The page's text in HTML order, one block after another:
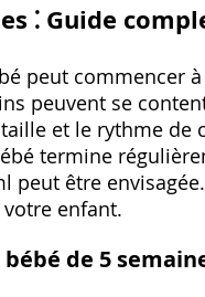
⁚ Guide
peut commencer
peuvent se
et le rythme de
termine
peut être
enfant.
de 5